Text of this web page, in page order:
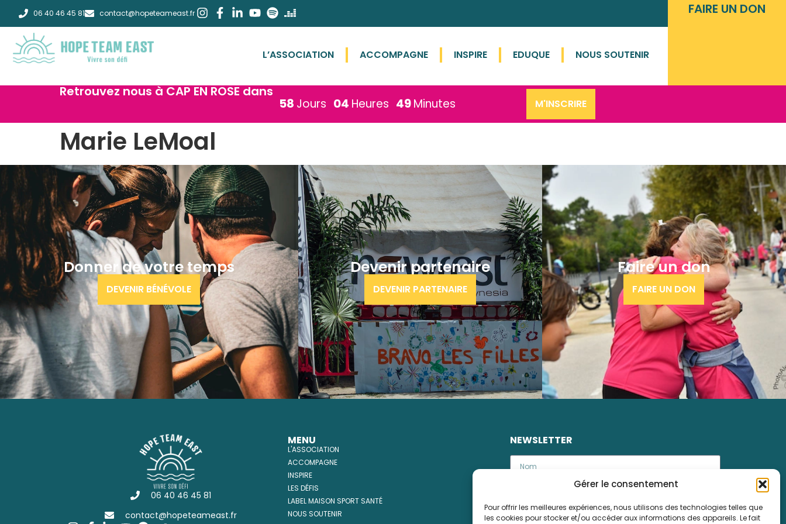
Gérer le consentement
Pour offrir les meilleures expériences, nous utilisons des technologies telles que
les cookies pour stocker et/ou accéder aux informations des appareils. Le fait
06 40 46 45 81 contact@hopeteameast.fr
L’ASSOCIATION ACCOMPAGNE INSPIRE EDUQUE NOUS SOUTENIR
FAIRE UN DON
Retrouvez nous à CAP EN ROSE dans
58 Jours 04 Heures 49Minutes M'INSCRIRE
Marie LeMoal
Donner de votre temps
DEVENIR BÉNÉVOLE
Devenir partenaire
DEVENIR PARTENAIRE
Faire un don
FAIRE UN DON
06 40 46 45 81
contact@hopeteameast.fr
MENU
L'ASSOCIATION
ACCOMPAGNE
INSPIRE
LES DÉFIS
LABEL MAISON SPORT SANTÉ
NOUS SOUTENIR
NEWSLETTER